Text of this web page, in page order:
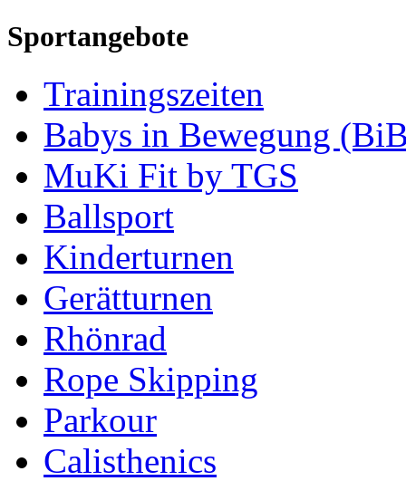
Sportangebote
Trainingszeiten
Babys in Bewegung
MuKi Fit by TGS
Ballsport
Kinderturnen
Gerätturnen
Rhönrad
Rope Skipping
Parkour
Calisthenics